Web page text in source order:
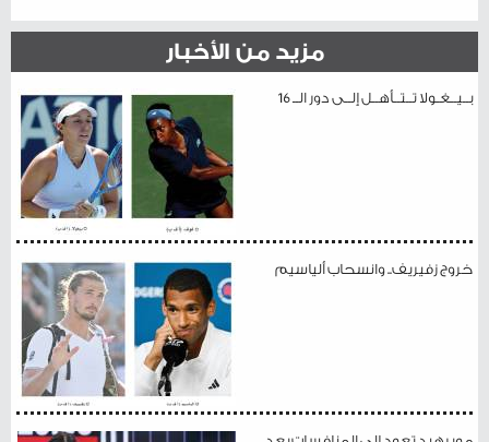
مزيد من الأخبار
بــيــغـولا تــتــأهــل إلــى دور الــ 16
خروج زفيريف.. وانسحاب ألياسيم